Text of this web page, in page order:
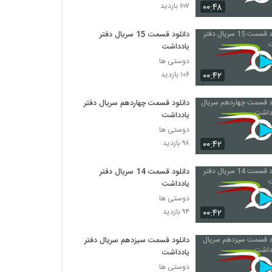
۰۰:۴۸ ۲۰۷ بازدید
۰۰:۴۲
دانلود قسمت 15 سریال دفتر
یادداشت
دوستی ها
۱۰۶ بازدید
۰۰:۴۲
دانلود قسمت چهاردهم سریال دفتر
یادداشت
دوستی ها
۹۸ بازدید
۰۰:۴۲
دانلود قسمت 14 سریال دفتر
یادداشت
دوستی ها
۹۴ بازدید
دانلود قسمت سیزدهم سریال دفتر
یادداشت
دوستی ها